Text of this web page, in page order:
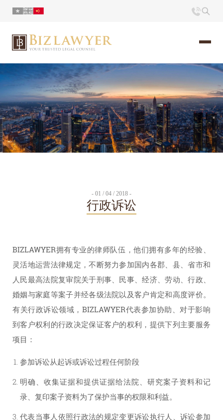
页面
简介
小册
- 01 / 04 / 2018 -
行政诉讼
BIZLAWYER拥有专业的律师队伍，他们拥有多年的经验、
灵活地运营法律规定，不断努力参加国内各郡、县、省市和
人民最高法院复审院关于刑事、民事、经济、劳动、行政、
婚姻与家庭等案子并经各级法院以及客户肯定和高度评价。
有关行政诉讼领域，BIZLAWYER代表参加协助、对于影响
到客户权利的行政决定保证客户的权利，提供下列主要服务
项目：
参加诉讼从起诉或诉讼过程任何阶段
明确、收集证据和提供证据给法院、研究案子资料和记
录、复印案子资料为了保护当事的权限和利益。
代表当事人依照行政法的规定变更诉讼执行人、诉讼参加